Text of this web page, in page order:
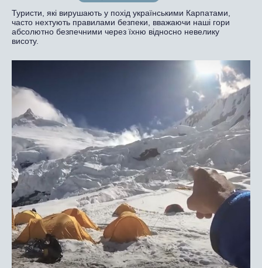
Туристи, які вирушають у похід українськими Карпатами,
часто нехтують правилами безпеки, вважаючи наші гори
абсолютно безпечними через їхню відносно невелику
висоту.